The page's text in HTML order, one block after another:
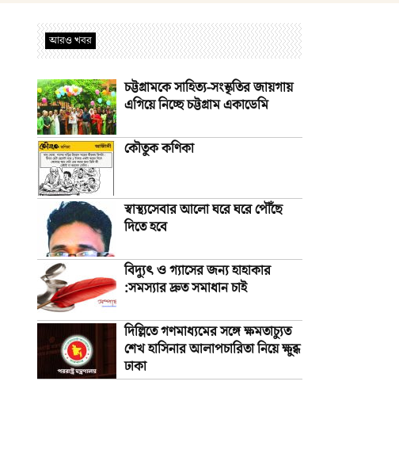
আরও খবর
চট্টগ্রামকে সাহিত্য-সংস্কৃতির জায়গায়
এগিয়ে নিচ্ছে চট্টগ্রাম একাডেমি
কৌতুক কণিকা
স্বাস্থ্যসেবার আলো ঘরে ঘরে পৌঁছে
দিতে হবে
বিদ্যুৎ ও গ্যাসের জন্য হাহাকার
:সমস্যার দ্রুত সমাধান চাই
দিল্লিতে গণমাধ্যমের সঙ্গে ক্ষমতাচ্যুত
শেখ হাসিনার আলাপচারিতা নিয়ে ক্ষুব্ধ
ঢাকা